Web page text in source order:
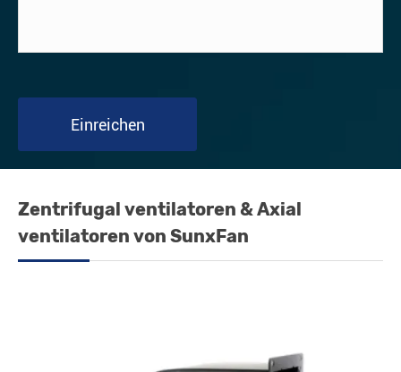
Einreichen
Zentrifugal ventilatoren & Axial
ventilatoren von SunxFan